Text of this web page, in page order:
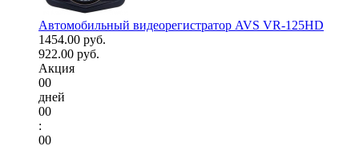
Автомобильный видеорегистратор AVS VR-125HD
1454.00 руб.
922.00 руб.
Акция
00
дней
00
:
00